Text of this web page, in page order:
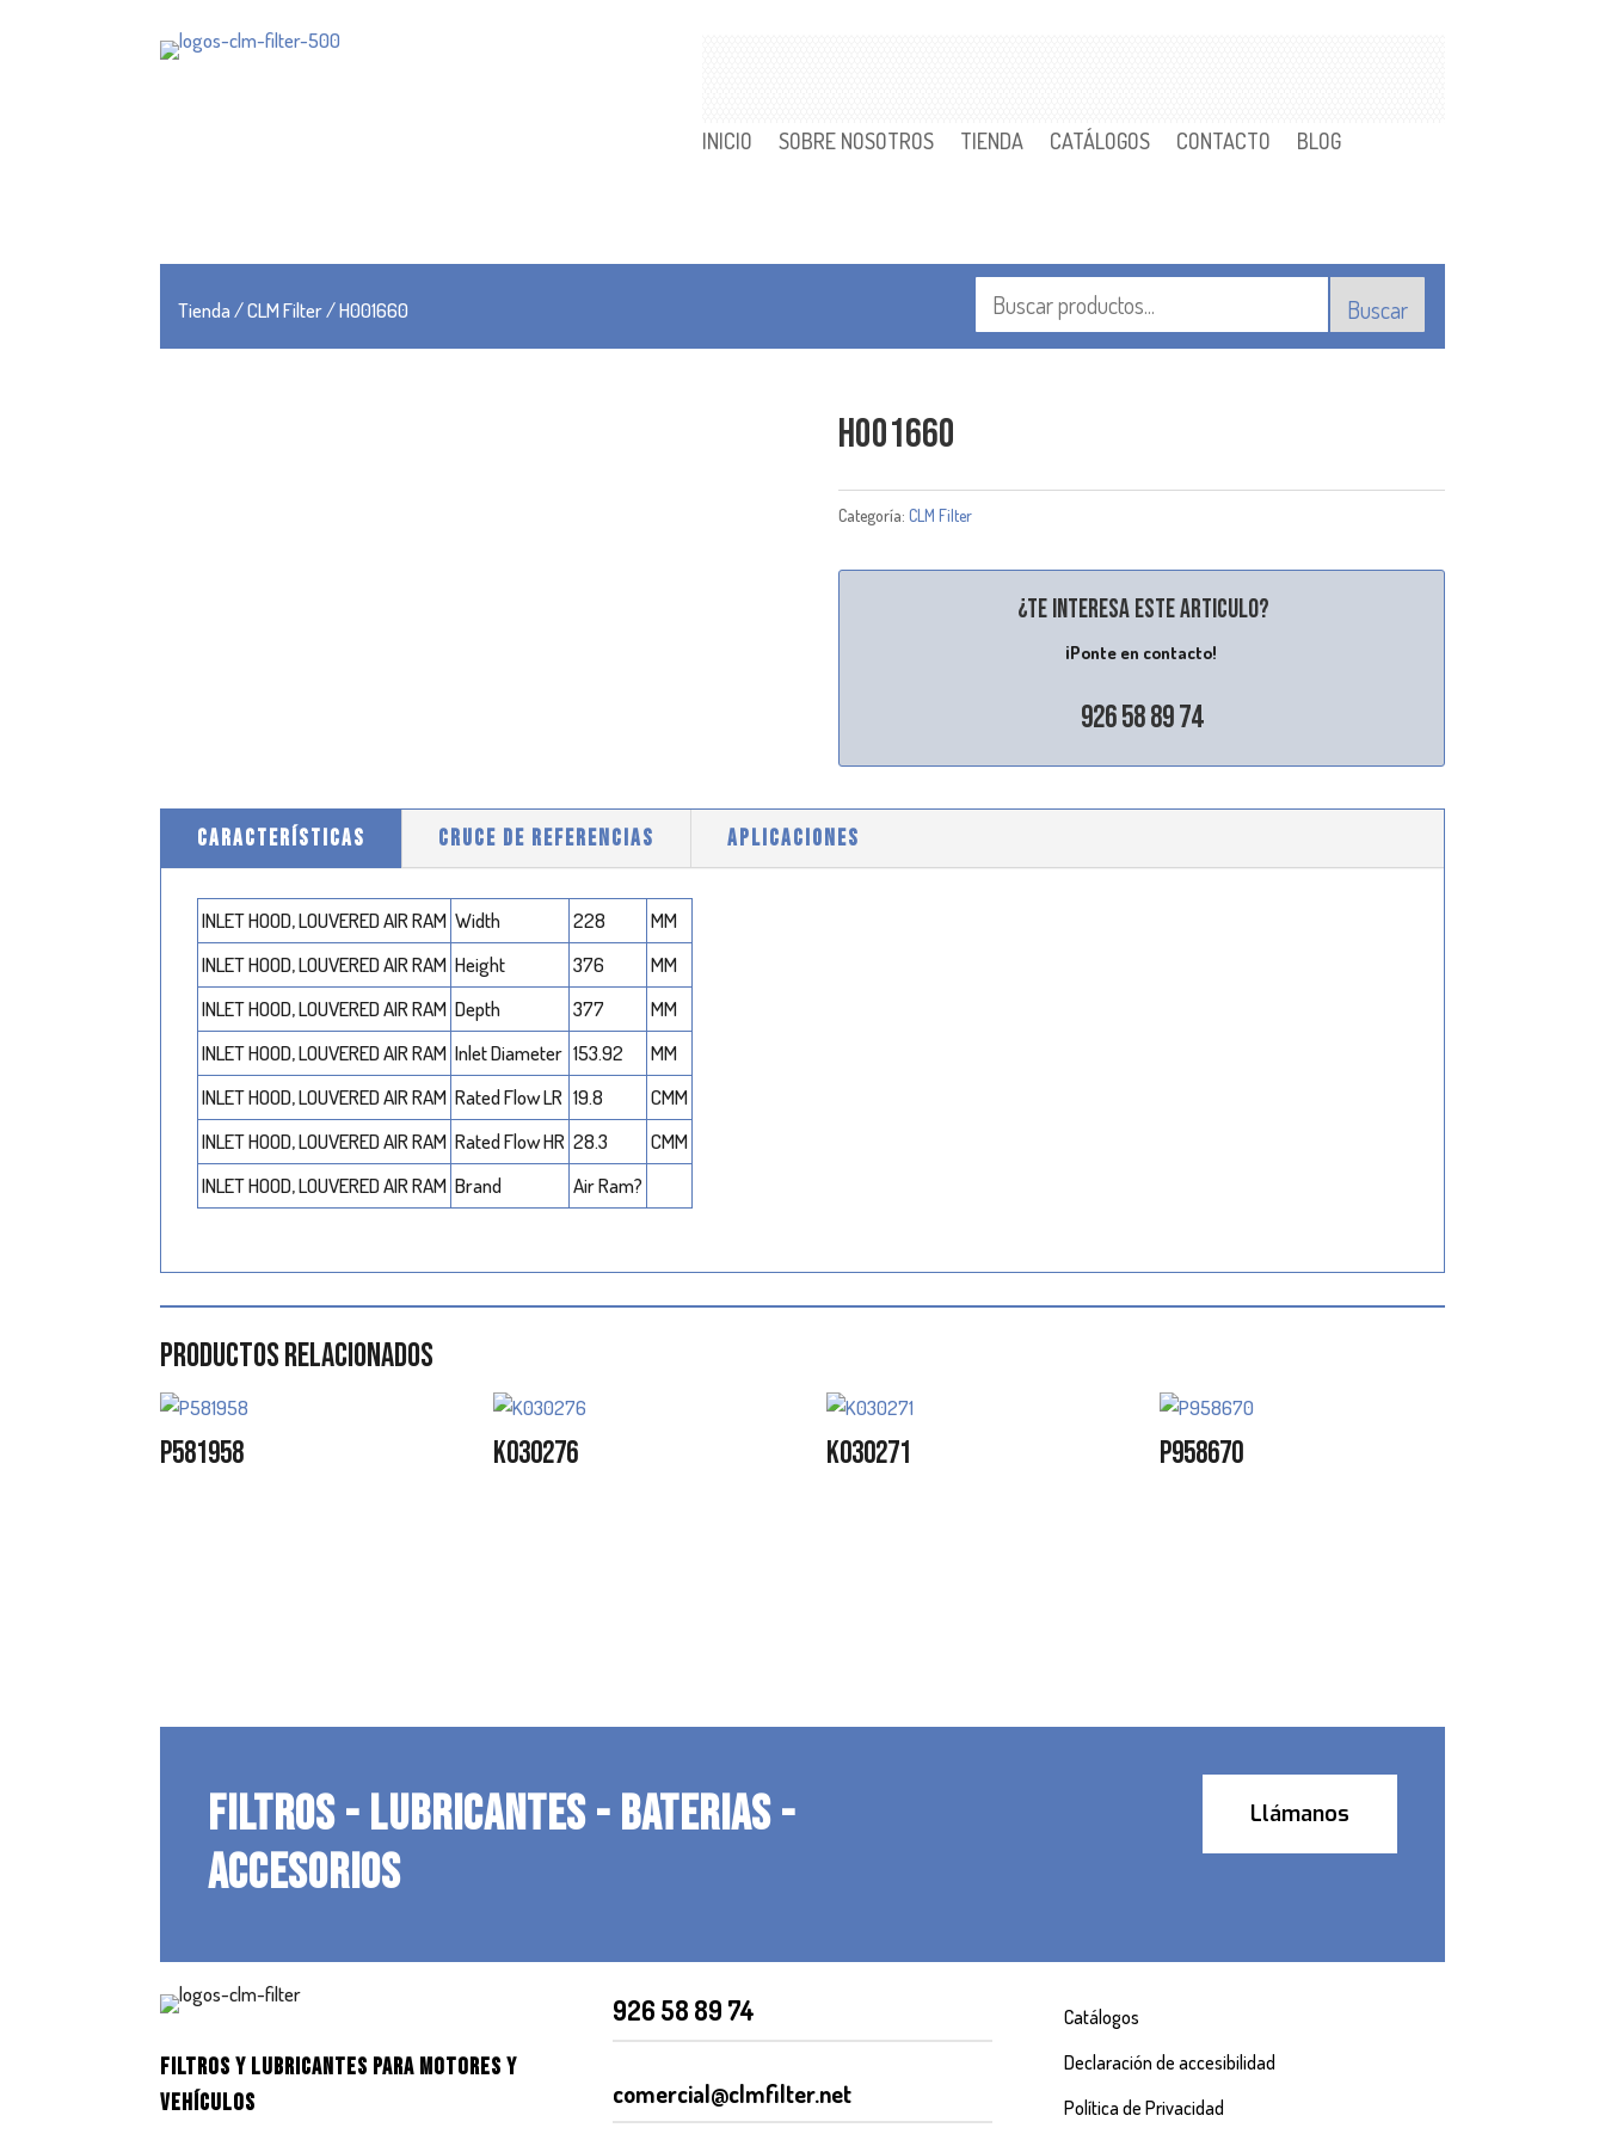
INICIO SOBRE NOSOTROS TIENDA CATÁLOGOS CONTACTO BLOG
Tienda/CLM Filter/ H001660 Buscar
H001660
Categoría: CLM Filter
¿Te interesa este articulo?
¡Ponte en contacto!
926 58 89 74
CARACTERÍSTICAS CRUCE DE REFERENCIAS APLICACIONES
INLET HOOD, LOUVERED AIR RAM Width 228
MM
INLET HOOD, LOUVERED AIR RAM Height 376
MM
INLET HOOD, LOUVERED AIR RAM Depth 377
MM
INLET HOOD, LOUVERED AIR RAM Inlet Diameter 153.92
MM
INLET HOOD, LOUVERED AIR RAM Rated Flow LR 19.8
CMM
INLET HOOD, LOUVERED AIR RAM Rated Flow HR 28.3
CMM
INLET HOOD, LOUVERED AIR RAM Brand Air Ram?
Productos relacionados
P581958 K030276 K030271 P958670
FILTROS - LUBRICANTES - BATERIAS -
ACCESORIOS
Llámanos
FILTROS Y LUBRICANTES PARA MOTORES Y
VEHÍCULOS
926 58 89 74
comercial@clmfilter.net
Catálogos
Declaración de accesibilidad
Política de Privacidad